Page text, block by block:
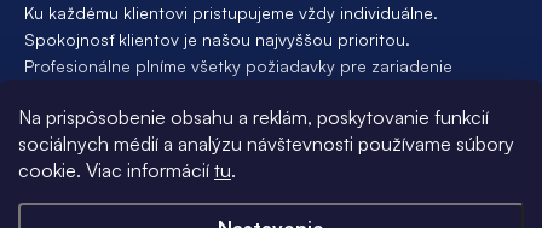
Na prispôsobenie obsahu a reklám, poskytovanie funkcií
sociálnych médií a analýzu návštevnosti používame súbory
cookie. Viac informácií tu.
Ku každému klientovi pristupujeme vždy individuálne.
Spokojnosť klientov je našou najvyššou prioritou.
Profesionálne plníme všetky požiadavky pre zariadenie
nábytku na mieru, presne pre váš interiér, je pre nás
samozrejmosťou Vám vyhovieť.